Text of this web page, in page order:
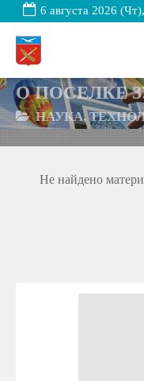
6 августа 2026
О ПОСЕЛКЕ
НАУКА,
Не найдено